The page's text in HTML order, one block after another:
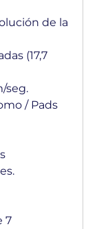
de la
(17,7
seg.
/ Pads
7